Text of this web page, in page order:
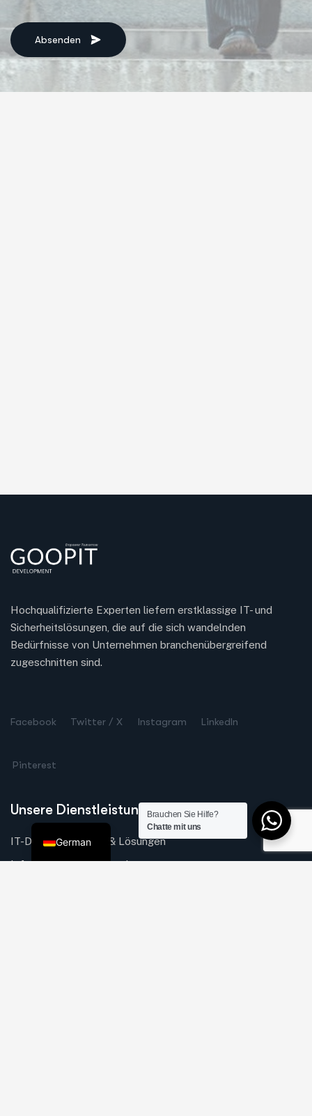
Absenden
Hochqualifizierte Experten liefern erstklassige IT- und
Sicherheitslösungen, die auf die sich wandelnden
Bedürfnisse von Unternehmen branchenübergreifend
zugeschnitten sind.
Facebook Twitter / X Instagram LinkedIn
Pinterest
Unsere Dienstleistungen
IT-Dienstleistungen & Lösungen
Infrastruktur & Netzwerk
Brauchen Sie Hilfe?
Chatte mit uns
German
Chinese